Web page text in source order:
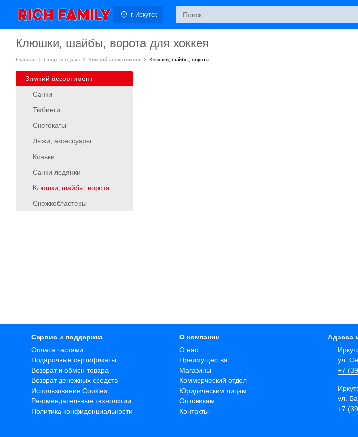
г. Иркутск
Клюшки, шайбы, ворота для хоккея
Главная Спорт и отдых Зимний ассортимент Клюшки, шайбы, ворота
Зимний ассортимент
Санки
Тюбинги
Снегокаты
Лыжи, аксессуары
Коньки
Санки ледянки
Клюшки, шайбы, ворота
Снежкобластеры
Сервис и поддержка
Оплата частями
Подарочные сертификаты
Возврат и обмен товара
Возврат денежных средств
Использование Cookies
Рекомендательные технологии
Политика конфиденциальности
О компании
О нас
Преимущества
Магазины
Коммерческий отдел
Юридическим лицам
Оптовикам
Контакты
Адреса
ул.
+7
ул.
+7